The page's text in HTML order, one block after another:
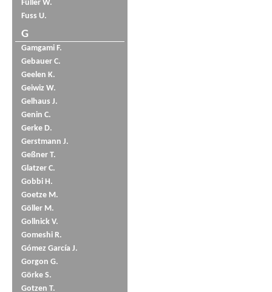
Füller W.
Fuss U.
G
Gamgami F.
Gebauer C.
Geelen K.
Geiwiz W.
Gelhaus J.
Genin C.
Gerke D.
Gerstmann J.
Geßner T.
Glatzer C.
Gobbi H.
Goetze M.
Göller M.
Gollnick V.
Gomeshi R.
Gómez García J.
Gorgon G.
Görke S.
Gotzen T.